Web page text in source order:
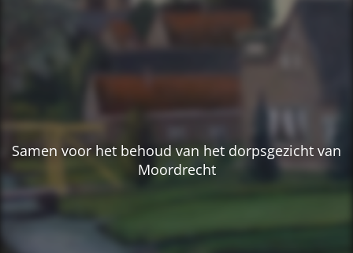
Samen voor het behoud van het dorpsgezicht van
Moordrecht